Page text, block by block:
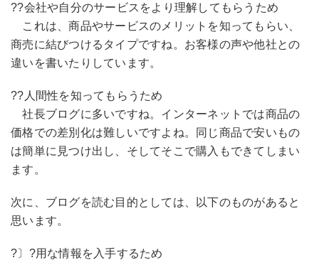
??会社や自分のサービスをより理解してもらうため
これは、商品やサービスのメリットを知ってもらい、
商売に結びつけるタイプですね。お客様の声や他社との
違いを書いたりしています。
??人間性を知ってもらうため
社長ブログに多いですね。インターネットでは商品の
価格での差別化は難しいですよね。同じ商品で安いもの
は簡単に見つけ出し、そしてそこで購入もできてしまい
ます。
次に、ブログを読む目的としては、以下のものがあると
思います。
?〕?用な情報を入手するため